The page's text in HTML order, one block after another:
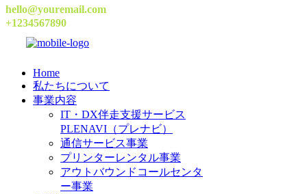
hello@youremail.com
+1234567890
Home
私たちについて
事業内容
IT・DX伴走支援サービス
PLENAVI（プレナビ）
通信サービス事業
プリンターレンタル事業
アウトバウンドコールセンタ
ー事業